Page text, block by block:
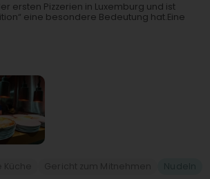
ersten Pizzerien in Luxemburg und ist
eine besondere Bedeutung hat.Eine